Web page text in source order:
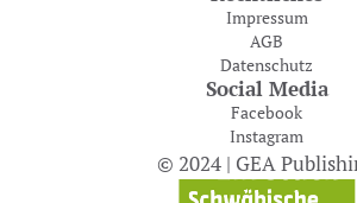
Impressum
AGB
Datenschutz
Social Media
Facebook
Instagram
© 2024 | GEA